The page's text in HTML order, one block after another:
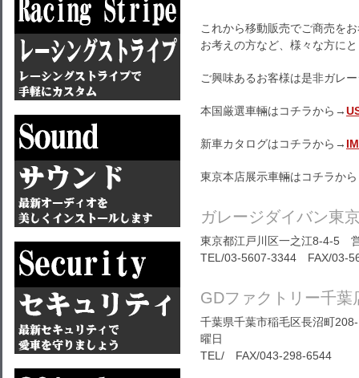
これから移動販売でご商売を
お考えの方など、様々な方に
ご興味あるお客様は是非ガレ
本国厳選車輛はコチラから→
新車カタログはコチラから→
東京本店展示車輛はコチラか
ガレージダイバン東
東京都江戸川区一之江8-4-5
TEL/03-5607-3344 FAX/03-
GDファクトリー千葉
千葉県千葉市稲毛区長沼町
曜日
TEL/ FAX/043-298-6544